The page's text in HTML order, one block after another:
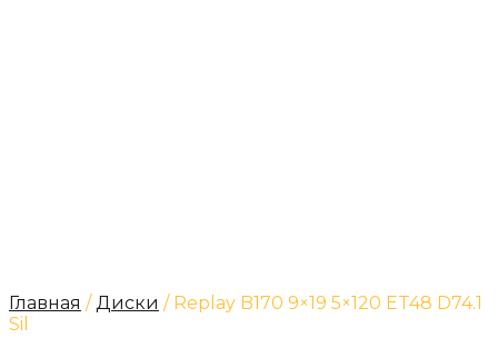
Главная /Диски / Replay B170 9×19 5×120 ET48 D74.1
Sil